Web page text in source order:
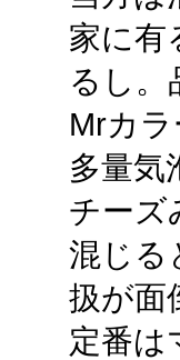
家に有
るし。
Mrカ
多量気
チーズ
混じる
扱が面
定番は